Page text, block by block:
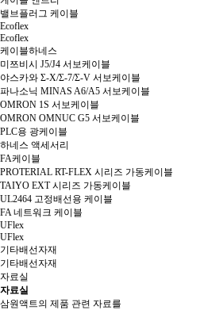
밸브플러그 케이블
Ecoflex
Ecoflex
케이블하네스
미쯔비시 J5/J4 서보케이블
야스카와 Σ-X/Σ-7/Σ-V 서보케이블
파나소닉 MINAS A6/A5 서보케이블
OMRON 1S 서보케이블
OMRON OMNUC G5 서보케이블
PLC용 광케이블
하네스 액세서리
FA케이블
PROTERIAL RT-FLEX 시리즈 가동케이블
TAIYO EXT 시리즈 가동케이블
UL2464 고정배선용 케이블
FA 네트워크 케이블
UFlex
UFlex
기타배선자재
기타배선자재
자료실
자료실
삼원액트의 제품 관련 자료를